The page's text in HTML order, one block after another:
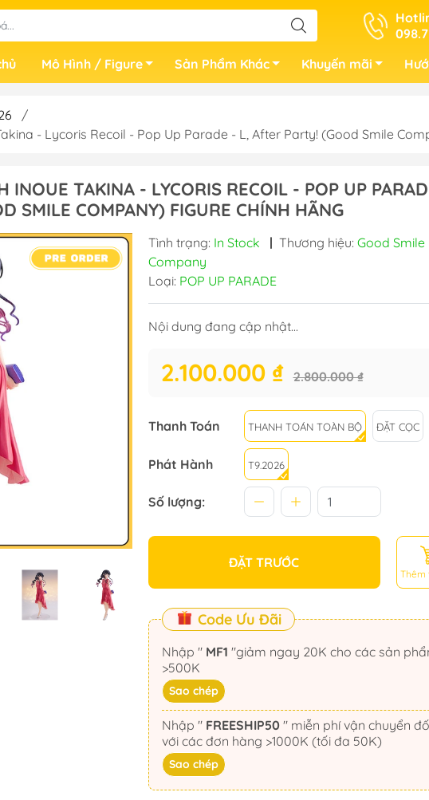
Mô Hình / Figure Sản Phẩm Khác Khuyến mãi
/
- Lycoris Recoil - Pop Up Parade - L, After Party! (Good Smile
INOUE TAKINA - LYCORIS RECOIL - POP UP
SMILE COMPANY) FIGURE CHÍNH HÃNG
Tình trạng: In Stock | Thương hiệu: Good Smile
Company
Loại: POP UP PARADE
Nội dung đang cập nhật...
2.100.000 ₫ 2.800.000 ₫
Thanh Toán THANH TOÁN TOÀN BỘ ĐẶT CỌC
Phát Hành T9.2026
Số lượng:
ĐẶT TRƯỚC
Thêm
Code Ưu Đãi
Nhập " MF1
>500K
Sao chép
Nhập " FREESHIP50" miễn phí vận chuyển đối
với các đơn hàng >1000K (tối đa 50K)
Sao chép